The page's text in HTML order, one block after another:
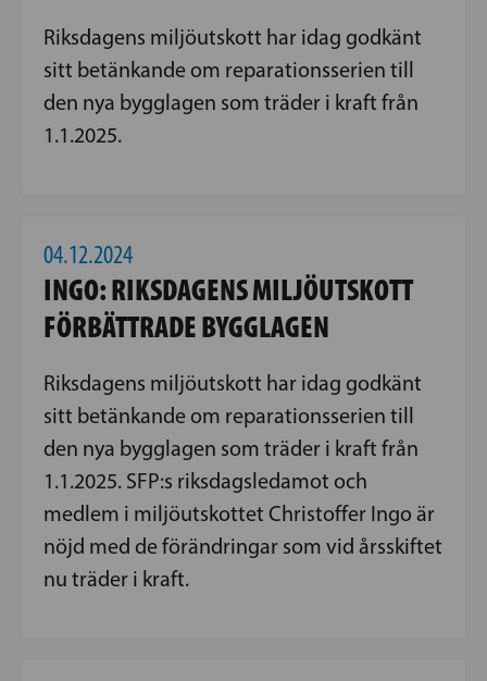
Riksdagens miljöutskott har idag godkänt
sitt betänkande om reparationsserien till
den nya bygglagen som träder i kraft från
1.1.2025.
04.12.2024
INGO: RIKSDAGENS MILJÖUTSKOTT
FÖRBÄTTRADE BYGGLAGEN
Riksdagens miljöutskott har idag godkänt
sitt betänkande om reparationsserien till
den nya bygglagen som träder i kraft från
1.1.2025. SFP:s riksdagsledamot och
medlem i miljöutskottet Christoffer Ingo är
nöjd med de förändringar som vid årsskiftet
nu träder i kraft.